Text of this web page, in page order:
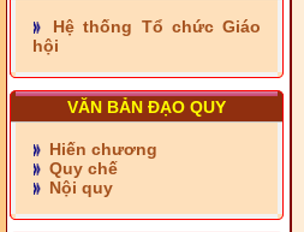
Hệ thống Tổ chức Giáo
hội
VĂN BẢN ĐẠO QUY
Hiến chương
Quy chế
Nội quy
- Những tấm lòng thiện
nguyện vùng biên
- BAN TRỊ SỰ XÃ ĐẠI
PHƯỚC TỈNH ĐỒNG NAI
TIẾP SỨC ĐẾN TRƯỜNG
- Xã Châu Phú khánh
kênh Quốc Gia